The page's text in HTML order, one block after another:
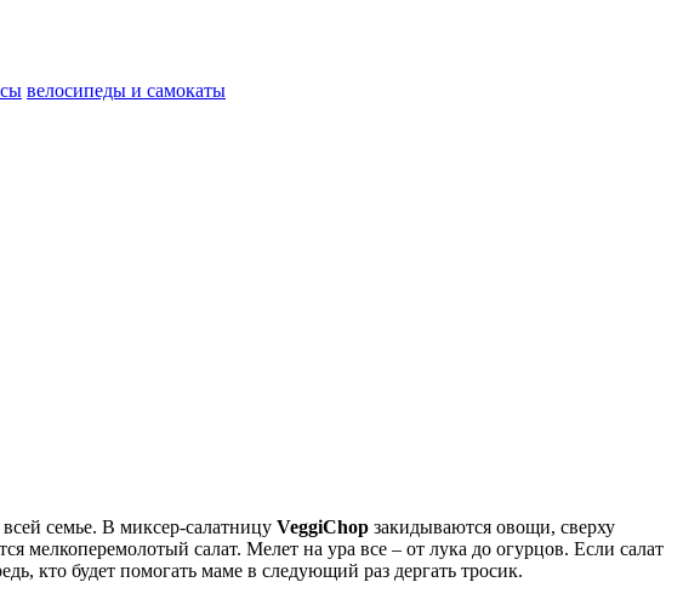
велосипеды и самокаты
семье. В миксер-салатницу VeggiChop закидываются овощи, сверху
салат. Мелет на ура все – от лука до огурцов. Если салат
кто будет помогать маме в следующий раз дергать тросик.